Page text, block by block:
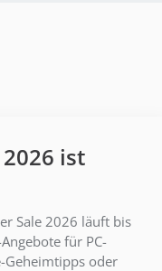
ist
Sale 2026 läuft bis
für PC-
Geheimtipps oder